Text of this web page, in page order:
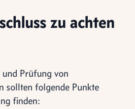
zu achten
Prüfung von
sollten folgende Punkte
finden: